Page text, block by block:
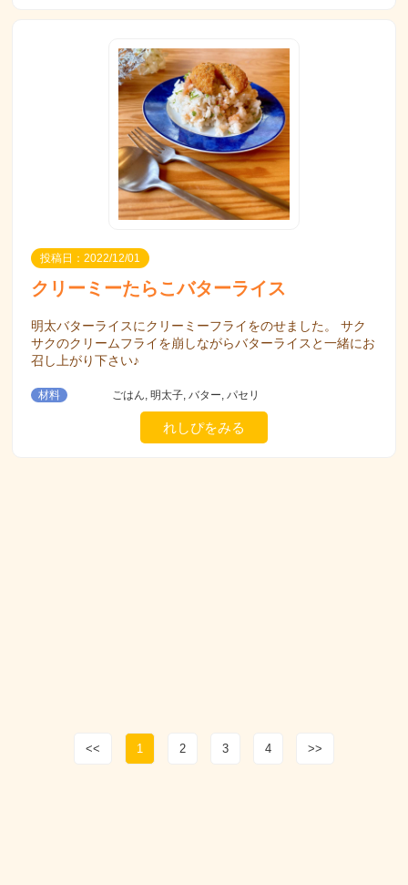
投稿日：2022/12/01
クリーミーたらこバターライス
明太バターライスにクリーミーフライをのせました。 サク
サクのクリームフライを崩しながらバターライスと一緒にお
召し上がり下さい♪
材料 ごはん, 明太子, バター, パセリ
れしぴをみる
<< 1 2 3 4 >>